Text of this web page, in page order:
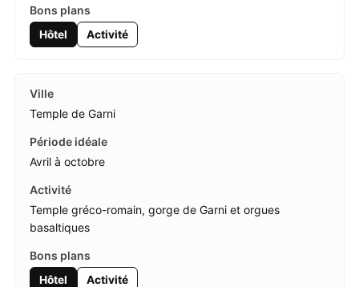
Hôtel Activité
Temple de Garni
Avril à octobre
Temple gréco-romain, gorge de Garni et orgues
basaltiques
Hôtel Activité